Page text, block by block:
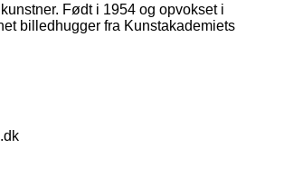
kunstner. Født i 1954 og opvokset i
billedhugger fra Kunstakademiets